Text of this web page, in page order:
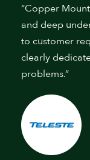
“Copper
and deep
to customer
clearly
problems.”